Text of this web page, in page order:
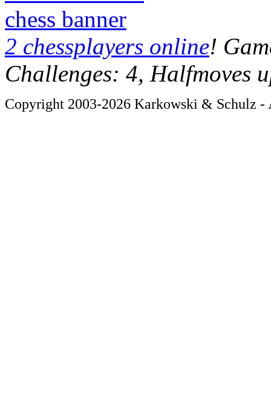
chess banner
2 chessplayers online!
Challenges: 4, Halfmoves
Copyright 2003-2026 Karkowski & Schulz